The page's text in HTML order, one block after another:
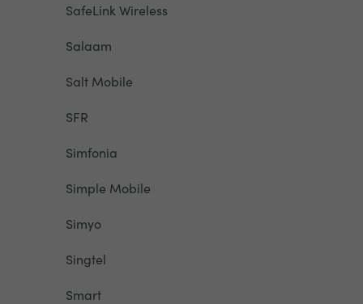
SafeLink Wireless
Salaam
Salt Mobile
SFR
Simfonia
Simple Mobile
Simyo
Singtel
Smart